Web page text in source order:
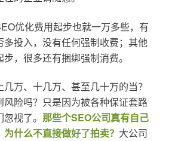
优化费用起步也就一万多些，有
多投入，没有任何强制收费；其他
，很多还有捆绑强制消费。
万、十几万、甚至几十万的当？
风险吗？只是因为被各种保证套路
视了。 那些个SEO公司真有自己
什么不直接做好了拍卖？ 大公司